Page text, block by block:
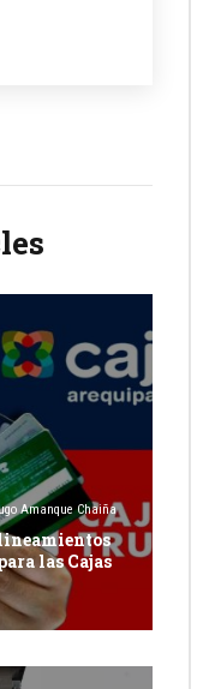
Amanque Chaiña
las Cajas